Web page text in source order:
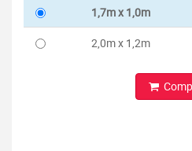
1,7m x 1,0m
2,0m x 1,2m